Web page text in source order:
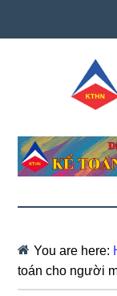
You are here:
toán cho người